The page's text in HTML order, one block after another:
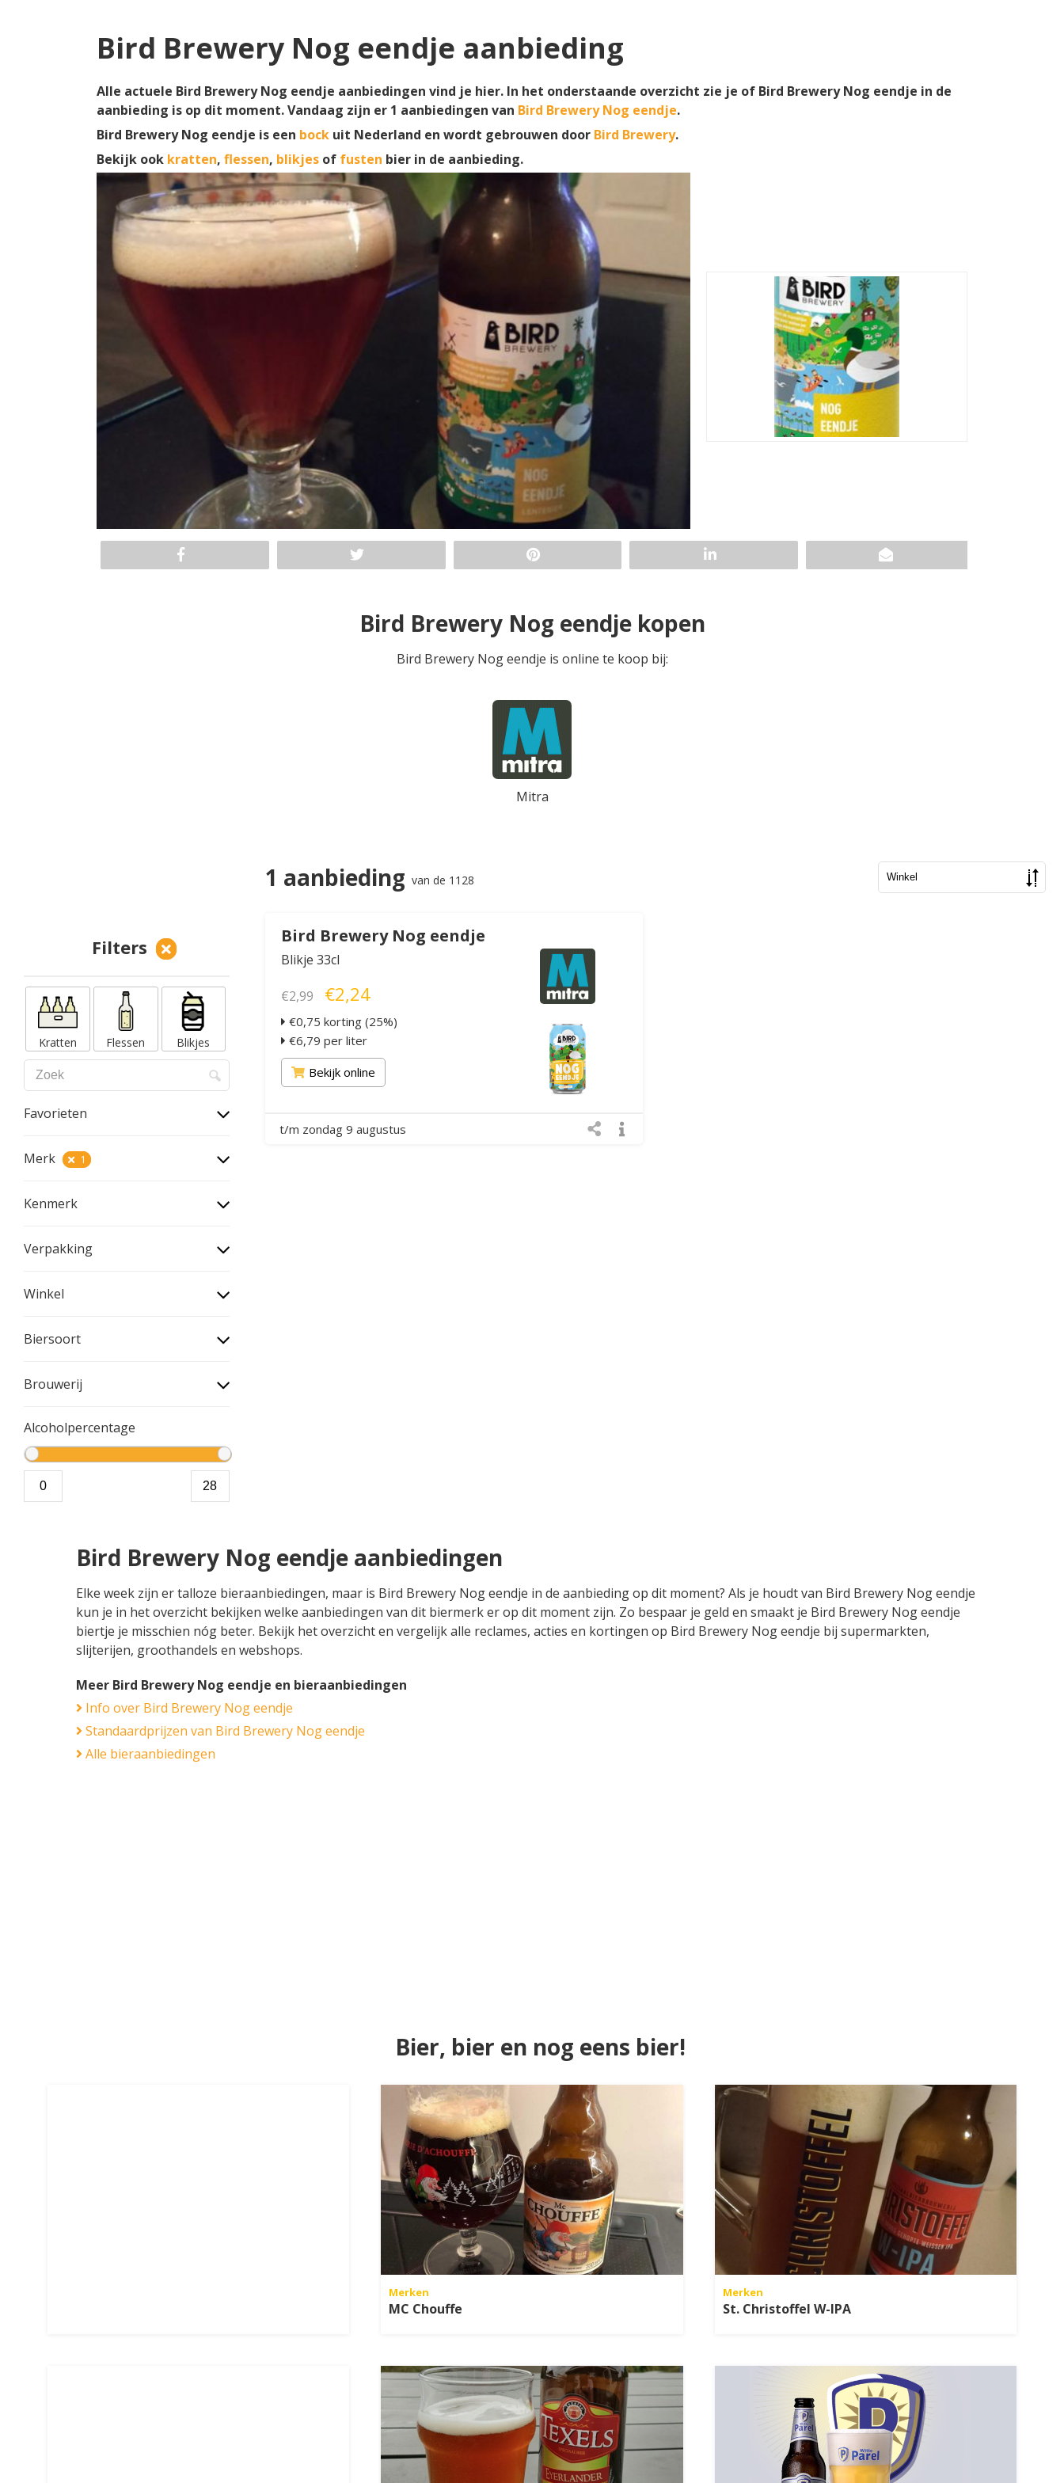
Bird Brewery Nog eendje aanbieding
Alle actuele Bird Brewery Nog eendje aanbiedingen vind je hier. In het onderstaande overzicht zie je of Bird Brewery Nog eendje in de
aanbieding is op dit moment. Vandaag zijn er 1 aanbiedingen van Bird Brewery Nog eendje.
Bird Brewery Nog eendje is een bock uit Nederland en wordt gebrouwen door Bird Brewery.
Bekijk ook kratten, flessen, blikjes of fusten bier in de aanbieding.
Bird Brewery Nog eendje kopen
Bird Brewery Nog eendje is online te koop bij:
Mitra
Filters
Kratten Flessen Blikjes
Favorieten
Merk 1
Kenmerk
Verpakking
Winkel
Biersoort
Brouwerij
Alcoholpercentage
1 aanbieding van de 1128
Bird Brewery Nog eendje
Blikje 33cl
€2,99 €2,24
€0,75 korting (25%)
€6,79 per liter
Bekijk online
t/m zondag 9 augustus
Bird Brewery Nog eendje aanbiedingen
Elke week zijn er talloze bieraanbiedingen, maar is Bird Brewery Nog eendje in de aanbieding op dit moment? Als je houdt van Bird Brewery Nog eendje
kun je in het overzicht bekijken welke aanbiedingen van dit biermerk er op dit moment zijn. Zo bespaar je geld en smaakt je Bird Brewery Nog eendje
biertje je misschien nóg beter. Bekijk het overzicht en vergelijk alle reclames, acties en kortingen op Bird Brewery Nog eendje bij supermarkten,
slijterijen, groothandels en webshops.
Meer Bird Brewery Nog eendje en bieraanbiedingen
Info over Bird Brewery Nog eendje
Standaardprijzen van Bird Brewery Nog eendje
Alle bieraanbiedingen
Bier, bier en nog eens bier!
Merken
MC Chouffe
Merken
St. Christoffel W-IPA